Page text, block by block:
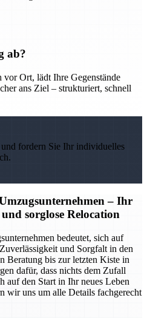
ab?
Ort, lädt Ihre Gegenstände
ans Ziel – strukturiert, schnell
fordern Sie Ihr individuelles
– Ihr
sorglose Relocation
bedeutet, sich auf
und Sorgfalt in den
Beratung bis zur letzten Kiste in
dafür, dass nichts dem Zufall
auf den Start in Ihr neues Leben
wir uns um alle Details fachgerecht